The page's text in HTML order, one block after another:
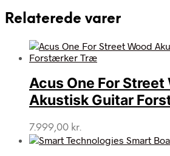
Relaterede varer
Acus One For Street
Akustisk Guitar
7.999,00 kr.